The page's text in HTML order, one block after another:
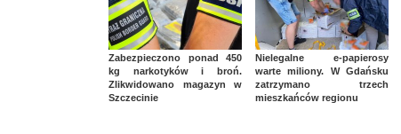
Zabezpieczono ponad 450
kg narkotyków i broń.
Zlikwidowano magazyn w
Szczecinie
Nielegalne e-papierosy
warte miliony. W Gdańsku
zatrzymano trzech
mieszkańców regionu